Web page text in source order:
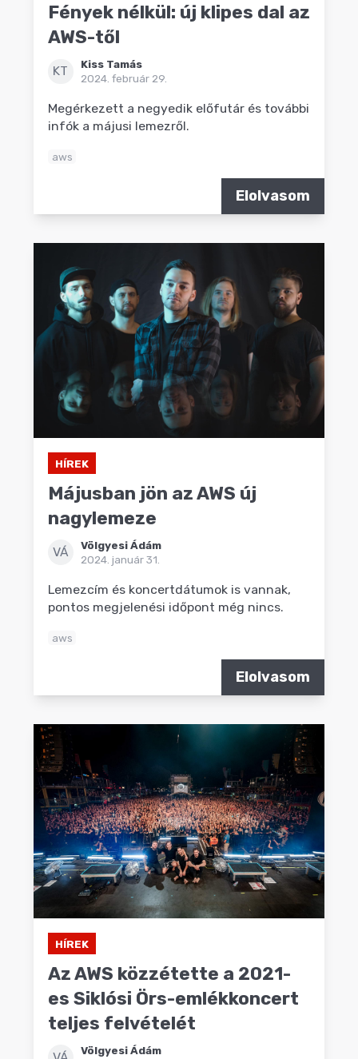
Fények nélkül: új klipes dal az
AWS-től
KT
Kiss Tamás
2024. február 29.
Megérkezett a negyedik előfutár és további
infók a májusi lemezről.
aws
Elolvasom
HÍREK
Májusban jön az AWS új
nagylemeze
VÁ
Völgyesi Ádám
2024. január 31.
Lemezcím és koncertdátumok is vannak,
pontos megjelenési időpont még nincs.
aws
Elolvasom
HÍREK
Az AWS közzétette a 2021-
es Siklósi Örs-emlékkoncert
teljes felvételét
Völgyesi Ádám